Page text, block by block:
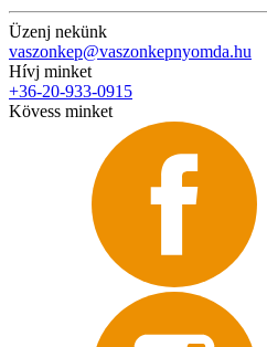
Üzenj nekünk
vaszonkep@vaszonkepnyomda.hu
Hívj minket
+36-20-933-0915
Kövess minket